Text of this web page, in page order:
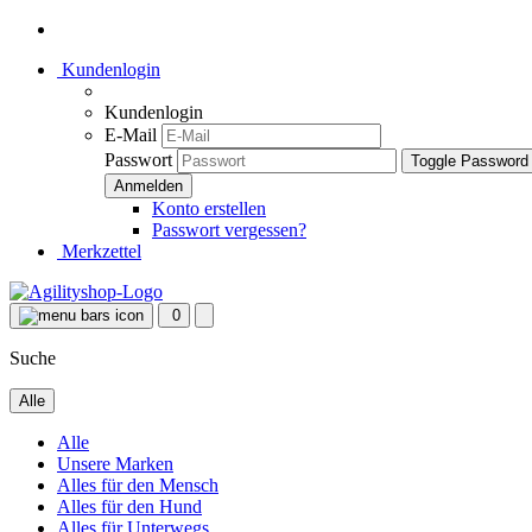
Kundenlogin
Kundenlogin
E-Mail
Passwort
Toggle
Konto erstellen
Passwort vergessen?
Merkzettel
0
Suche
Alle
Alle
Unsere Marken
Alles für den Mensch
Alles für den Hund
Alles für Unterwegs